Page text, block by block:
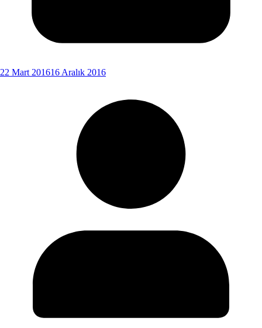
22 Mart 201616 Aralık 2016